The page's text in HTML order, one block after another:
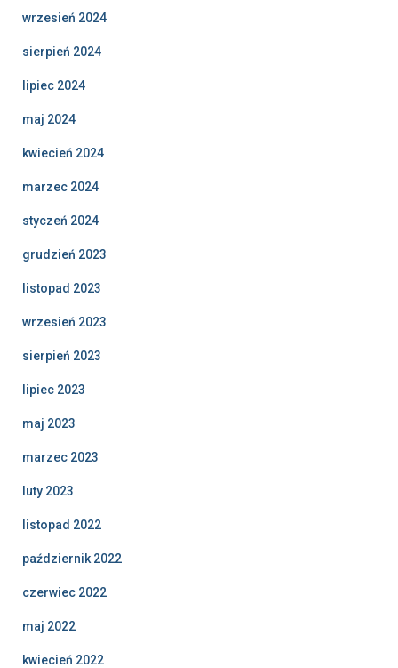
wrzesień 2024
sierpień 2024
lipiec 2024
maj 2024
kwiecień 2024
marzec 2024
styczeń 2024
grudzień 2023
listopad 2023
wrzesień 2023
sierpień 2023
lipiec 2023
maj 2023
marzec 2023
luty 2023
listopad 2022
październik 2022
czerwiec 2022
maj 2022
kwiecień 2022